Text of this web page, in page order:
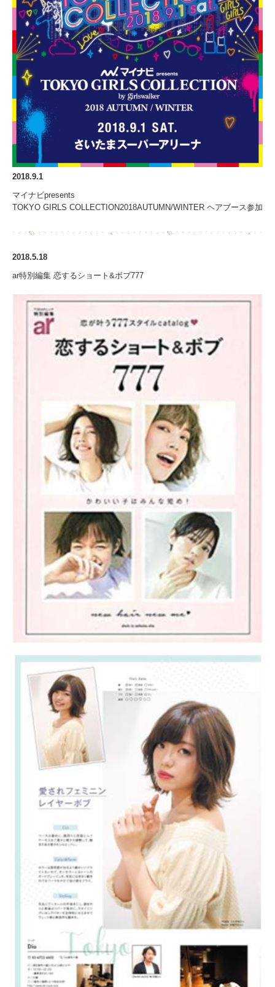
RECRUIT
MEDIA
CONTACT US
PRIVACY POLICY
2018.9.1
マイナビpresents
TOKYO GIRLS COLLECTION2018AUTUMN/WINTER ヘアブース参加
2018.5.18
ar特別編集 恋するショート&ボブ777